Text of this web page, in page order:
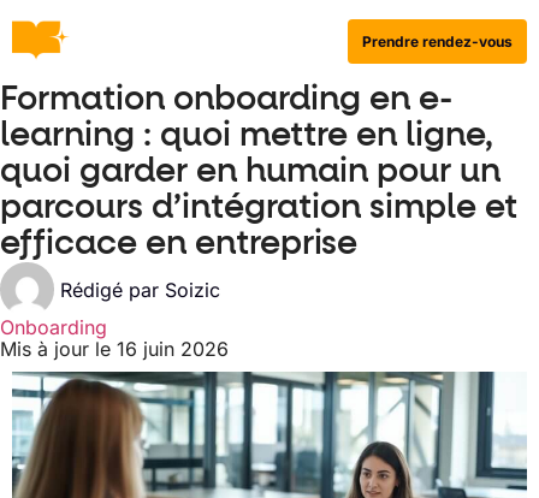
Prendre rendez-vous
Formation onboarding en e-
learning : quoi mettre en ligne,
quoi garder en humain pour un
parcours d’intégration simple et
efficace en entreprise
Rédigé par Soizic
Onboarding
Mis à jour le 16 juin 2026